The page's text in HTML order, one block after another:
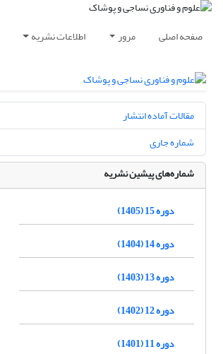
صفحه اصلی مرور اطلاعات نشریه
مقالات آماده انتشار
شماره جاری
شماره‌های پیشین نشریه
دوره 15 (1405)
دوره 14 (1404)
دوره 13 (1403)
دوره 12 (1402)
دوره 11 (1401)